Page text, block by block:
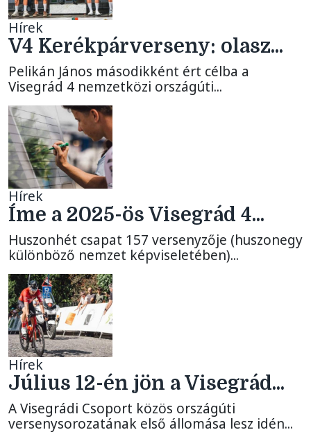
Hírek
V4 Kerékpárverseny: olasz...
Pelikán János másodikként ért célba a
Visegrád 4 nemzetközi országúti...
Hírek
Íme a 2025-ös Visegrád 4...
Huszonhét csapat 157 versenyzője (huszonegy
különböző nemzet képviseletében)...
Hírek
Július 12-én jön a Visegrád...
A Visegrádi Csoport közös országúti
versenysorozatának első állomása lesz idén...